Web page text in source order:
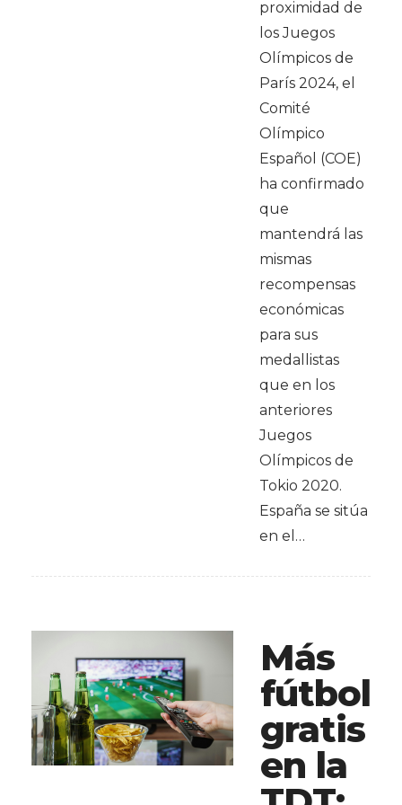
proximidad de
los Juegos
Olímpicos de
París 2024, el
Comité
Olímpico
Español (COE)
ha confirmado
que
mantendrá las
mismas
recompensas
económicas
para sus
medallistas
que en los
anteriores
Juegos
Olímpicos de
Tokio 2020.
España se sitúa
en el…
Más
fútbol
gratis
en la